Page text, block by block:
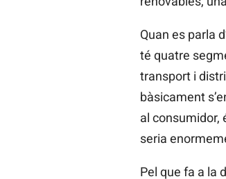
Quan es parla
té quatre
transport i
bàsicament
al consumidor,
seria
Pel que fa a la